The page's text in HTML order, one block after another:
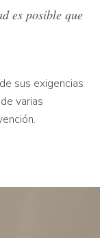
es posible que
sus exigencias
varias